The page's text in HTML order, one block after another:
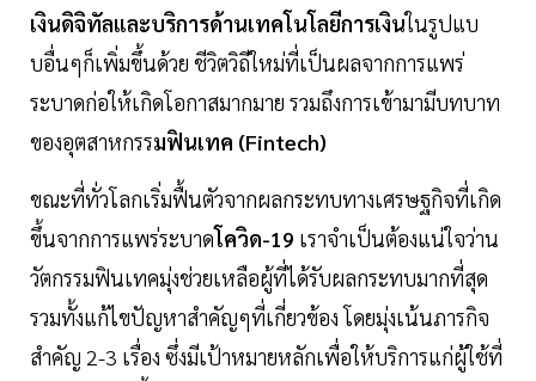
เงินดิจิทัลและบริการด้านเทคโนโลยีการเงินในรูปแบ
บอื่นๆก็เพิ่มขึ้นด้วย ชีวิตวิถีใหม่ที่เป็นผลจากการแพร่
ระบาดก่อให้เกิดโอกาสมากมาย รวมถึงการเข้ามามีบทบาท
ของอุตสาหกรรมฟินเทค (Fintech)
ขณะที่ทั่วโลกเริ่มฟื้นตัวจากผลกระทบทางเศรษฐกิจที่เกิด
ขึ้นจากการแพร่ระบาดโควิด-19 เราจำเป็นต้องแน่ใจว่าน
วัตกรรมฟินเทคมุ่งช่วยเหลือผู้ที่ได้รับผลกระทบมากที่สุด
รวมทั้งแก้ไขปัญหาสำคัญๆที่เกี่ยวข้อง โดยมุ่งเน้นภารกิจ
สำคัญ 2-3 เรื่อง ซึ่งมีเป้าหมายหลักเพื่อให้บริการแก่ผู้ใช้ที่